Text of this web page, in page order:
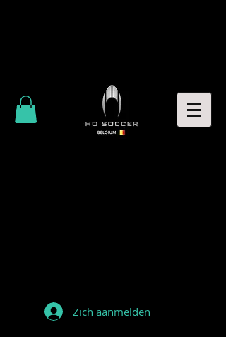
Zich aanmelden